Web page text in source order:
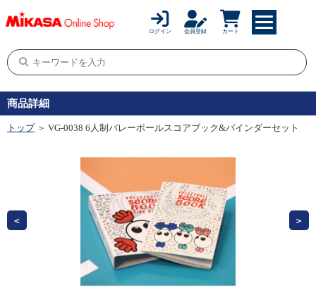
ログイン 会員登録 カート
商品詳細
トップ＞ VG-0038 6人制バレーボールスコアブック&バインダーセット